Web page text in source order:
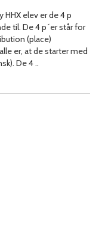
HHX elev er de 4 p
til. De 4 p´er står for
(place)
er, at de starter med
De 4 ..